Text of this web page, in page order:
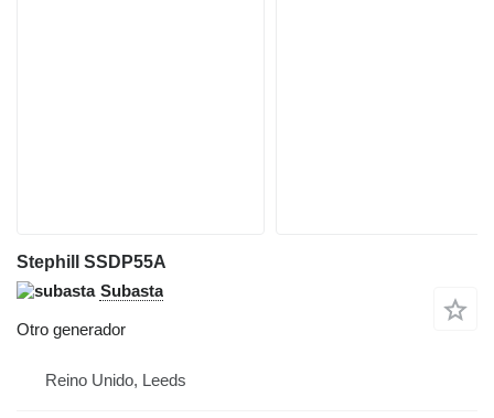
Stephill SSDP55A
Subasta
Otro generador
Reino Unido, Leeds